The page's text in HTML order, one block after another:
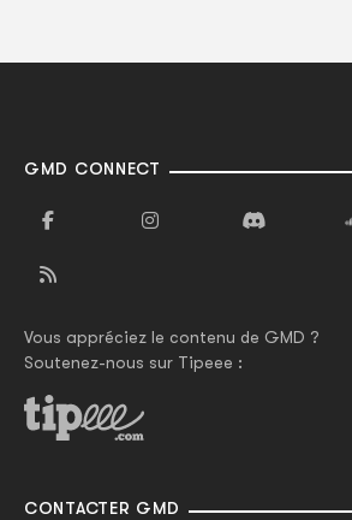
GMD CONNECT
Vous appréciez le contenu de GMD ?
Soutenez-nous sur Tipeee :
CONTACTER GMD